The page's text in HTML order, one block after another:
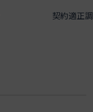
契約適正